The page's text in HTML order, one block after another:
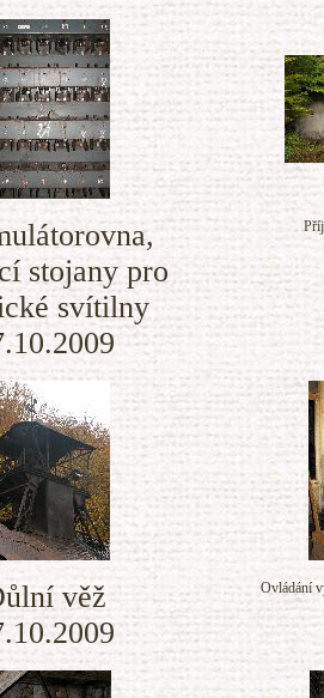
stojany pro
svítilny
věž
Ovládání